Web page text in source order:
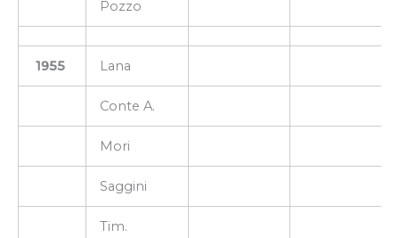
Pozzo
1955 Lana
Conte A.
Mori
Saggini
Tim.